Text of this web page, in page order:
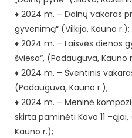
♦ 2024 m. – Dainų vakaras
gyvenimą“ (Vilkija, Kauno r.);
♦ 2024 m. – Laisvės dienos
šviesa“, (Padauguva, Kauno
♦ 2024 m. – Šventinis
(Padauguva, Kauno r.);
♦ 2024 m. – Meninė
skirta paminėti Kovo 11 –ąjai,
Kauno r.);